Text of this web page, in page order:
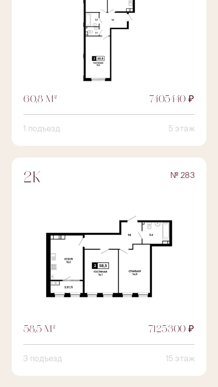
60,8 М² 7405440 ₽
1 подъезд 5 этаж
2К № 283
58,5 М² 7125300 ₽
3 подъезд 15 этаж